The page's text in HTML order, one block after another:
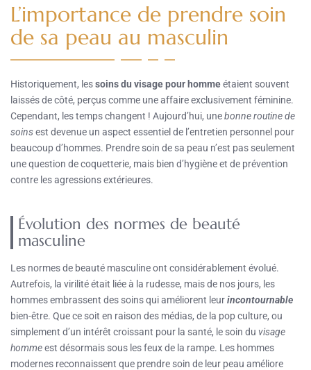
L’importance de prendre soin
de sa peau au masculin
Historiquement, lessoins du visage pour hommeétaient souvent
laissés de côté, perçus comme une affaire exclusivement féminine.
Cependant, les temps changent ! Aujourd’hui, unebonne routine de
soinsest devenue un aspect essentiel de l’entretien personnel pour
beaucoup d’hommes. Prendre soin de sa peau n’est pas seulement
une question de coquetterie, mais bien d’hygiène et de prévention
contre les agressions extérieures.
Évolution des normes de beauté
masculine
Les normes de beauté masculine ont considérablement évolué.
Autrefois, la virilité était liée à la rudesse, mais de nos jours, les
hommes embrassent des soins qui améliorent leurincontournable
bien-être. Que ce soit en raison des médias, de la pop culture, ou
simplement d’un intérêt croissant pour la santé, le soin du visage
hommeest désormais sous les feux de la rampe. Les hommes
modernes reconnaissent que prendre soin de leur peau améliore